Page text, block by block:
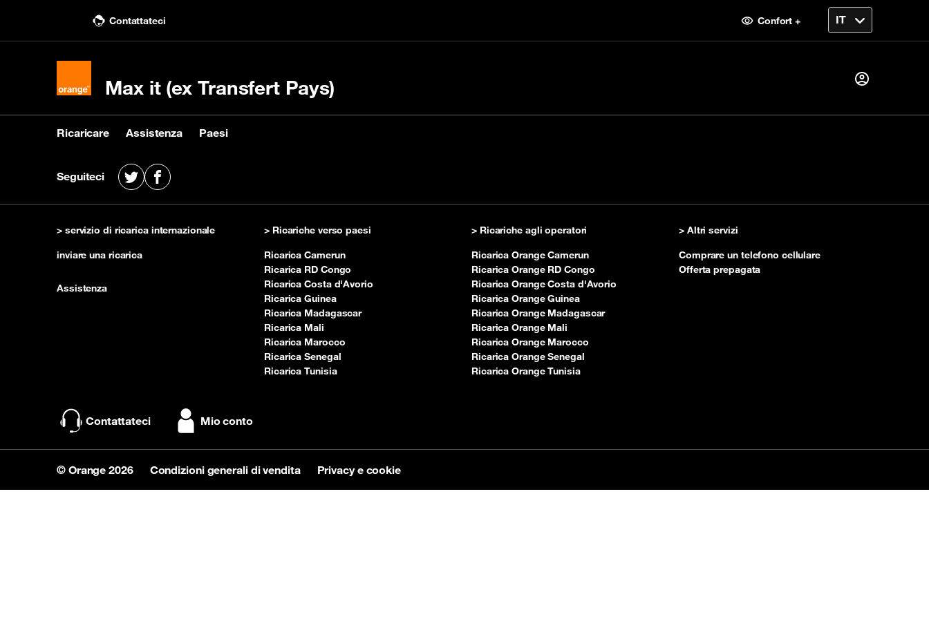
Contattateci Confort +
Max it (ex Transfert Pays)
Ricaricare
Ricaricare
Acquistare una ricarica Ricaricare con un codice
Controllare il mio saldo
Assistenza
Assistenza
Contattaci Consulta le nostre FAQ
Paesi
Paesi
Vedi i paesi destinatari
Prima visita?
Creare il tuo account
Seguiteci X Facebook
> servizio di ricarica internazionale
inviare una ricarica
Assistenza
> Ricariche verso paesi
Ricarica Camerun
Ricarica RD Congo
Ricarica Costa d'Avorio
Ricarica Guinea
Ricarica Madagascar
Ricarica Mali
Ricarica Marocco
Ricarica Senegal
Ricarica Tunisia
> Ricariche agli operatori
Ricarica Orange Camerun
Ricarica Orange RD Congo
Ricarica Orange Costa d'Avorio
Ricarica Orange Guinea
Ricarica Orange Madagascar
Ricarica Orange Mali
Ricarica Orange Marocco
Ricarica Orange Senegal
Ricarica Orange Tunisia
> Altri servizi
Comprare un telefono cellulare
Offerta prepagata
Contattateci Mio conto
© Orange 2026 Condizioni generali di vendita Privacy e cookie